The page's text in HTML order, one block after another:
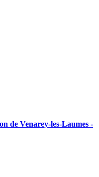
de Venarey-les-Laumes -